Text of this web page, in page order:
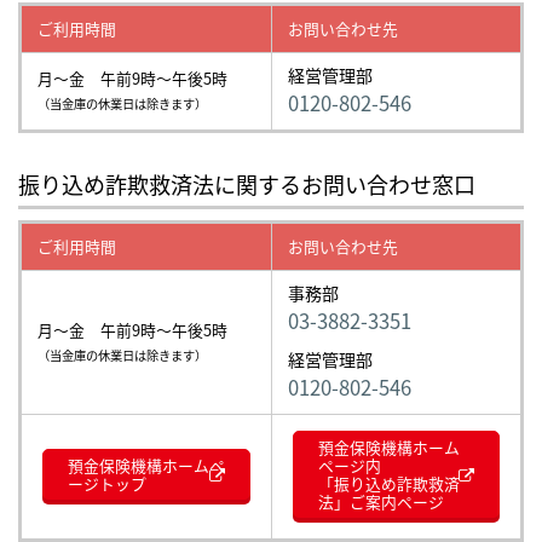
ご利用時間 お問い合わせ先
月～金 午前9時～午後5時
（当金庫の休業日は除きます）
経営管理部
0120-802-546
振り込め詐欺救済法に関するお問い合わせ窓口
ご利用時間 お問い合わせ先
月～金 午前9時～午後5時
（当金庫の休業日は除きます）
事務部
03-3882-3351
経営管理部
0120-802-546
預金保険機構ホームペ
ージトップ
預金保険機構ホーム
ページ内
「振り込め詐欺救済
法」ご案内ページ